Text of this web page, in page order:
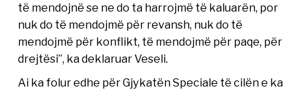
të mendojnë se ne do ta harrojmë të kaluarën, por
nuk do të mendojmë për revansh, nuk do të
mendojmë për konflikt, të mendojmë për paqe, për
drejtësi”, ka deklaruar Veseli.
Ai ka folur edhe për Gjykatën Speciale të cilën e ka